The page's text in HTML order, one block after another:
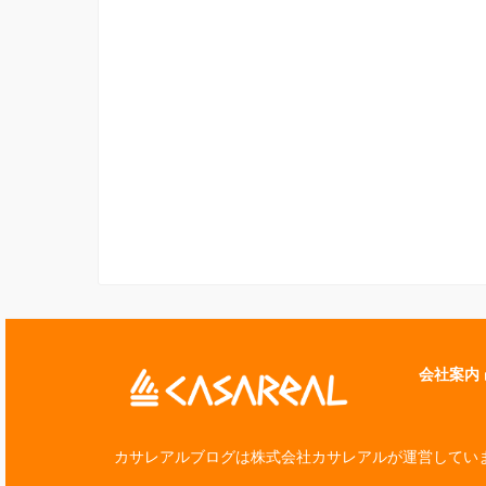
会社案内
カサレアルブログは株式会社カサレアルが運営してい